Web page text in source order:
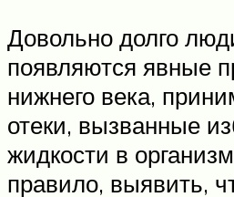
Довольно долго
появляются явные
нижнего века,
отеки, вызванные
жидкости в
правило, выявить,